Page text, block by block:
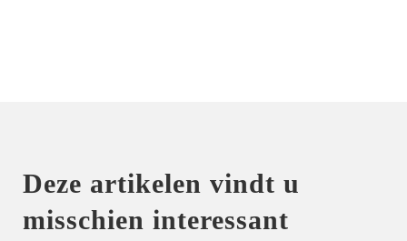
Deze artikelen vindt u
misschien interessant